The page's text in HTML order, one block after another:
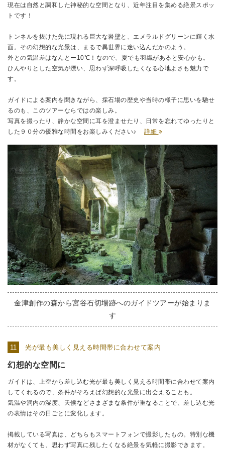
現在は自然と調和した神秘的な空間となり、近年注目を集める絶景スポッ
トです！
トンネルを抜けた先に現れる巨大な岩壁と、エメラルドグリーンに輝く水
面。その幻想的な光景は、まるで異世界に迷い込んだかのよう。
外との気温差はなんとー10℃！なので、夏でも羽織があると安心かも。
ひんやりとした空気が漂い、思わず深呼吸したくなる心地よさも魅力で
す。
ガイドによる案内を聞きながら、採石場の歴史や当時の様子に思いを馳せ
るのも、このツアーならではの楽しみ。
写真を撮ったり、静かな空間に耳を澄ませたり、日常を忘れてゆったりと
した９０分の優雅な時間をお楽しみください♪
詳細
金津創作の森から宮谷石切場跡へのガイドツアーが始まりま
す
光が最も美しく見える時間帯に合わせて案内
幻想的な空間に
ガイドは、上空から差し込む光が最も美しく見える時間帯に合わせて案内
してくれるので、条件がそろえば幻想的な光景に出会えることも。
気温や洞内の湿度、天候などさまざまな条件が重なることで、差し込む光
の表情はその日ごとに変化します。
掲載している写真は、どちらもスマートフォンで撮影したもの。特別な機
材がなくても、思わず写真に残したくなる絶景を気軽に撮影できます。